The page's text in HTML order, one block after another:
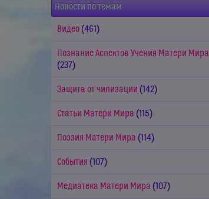
Новости по темам
Видео (461)
Познание Аспектов Учения Матери Мира
(237)
Защита от чипизации (142)
Статьи Матери Мира (115)
Поэзия Матери Мира (114)
События (107)
Медиатека Матери Мира (107)